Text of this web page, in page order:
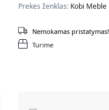
Prekės ženklas: Kobi Meble
Turime
Nemokamas pristatymas!